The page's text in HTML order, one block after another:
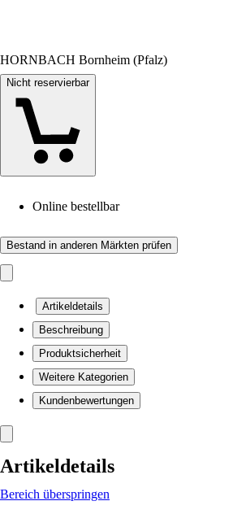
HORNBACH Bornheim (Pfalz)
Nicht reservierbar
Online bestellbar
Bestand in anderen Märkten prüfen
Artikeldetails
Beschreibung
Produktsicherheit
Weitere Kategorien
Kundenbewertungen
Artikeldetails
Bereich überspringen